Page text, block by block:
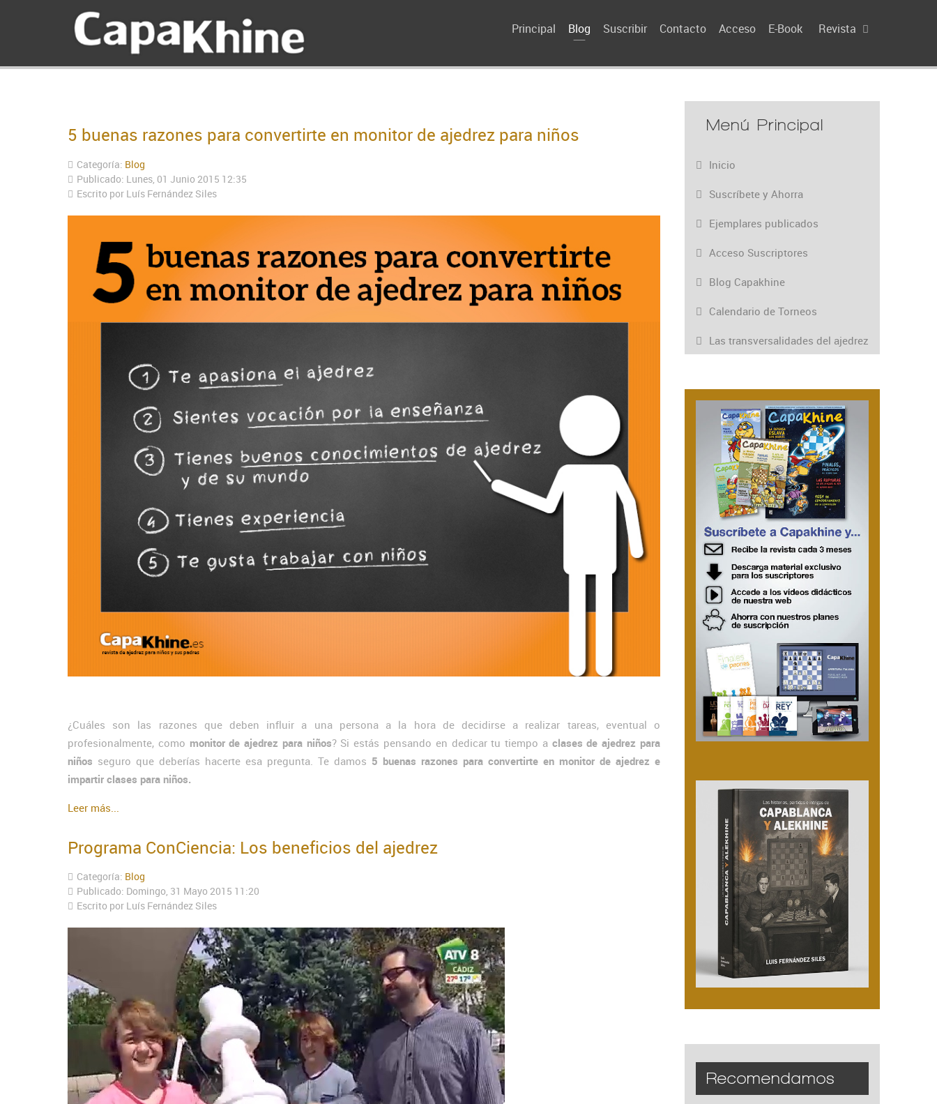
Principal Blog Suscribir Contacto Acceso E-Book Revista
5 buenas razones para convertirte en monitor de ajedrez para niños
Categoría: Blog
Publicado: Lunes, 01 Junio 2015 12:35
Escrito por Luís Fernández Siles
¿Cuáles son las razones que deben influir a una persona a la hora de decidirse a realizar tareas, eventual o
profesionalmente, como monitor de ajedrez para niños? Si estás pensando en dedicar tu tiempo a clases de ajedrez para
niños seguro que deberías hacerte esa pregunta. Te damos 5 buenas razones para convertirte en monitor de ajedrez e
impartir clases para niños.
Leer más...
Programa ConCiencia: Los beneficios del ajedrez
Categoría: Blog
Publicado: Domingo, 31 Mayo 2015 11:20
Escrito por Luís Fernández Siles
Menú Principal
Inicio
Suscríbete y Ahorra
Ejemplares publicados
Acceso Suscriptores
Blog Capakhine
Calendario de Torneos
Las transversalidades del ajedrez
Recomendamos